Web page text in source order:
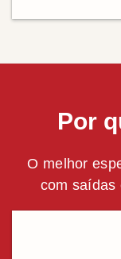
Por
O melhor
com saídas